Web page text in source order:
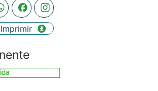
Imprimir